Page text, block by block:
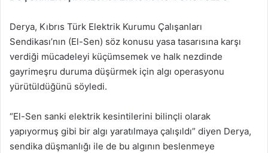
Derya, Kıbrıs Türk Elektrik Kurumu Çalışanları
Sendikası’nın (El-Sen) söz konusu yasa tasarısına karşı
verdiği mücadeleyi küçümsemek ve halk nezdinde
gayrimeşru duruma düşürmek için algı operasyonu
yürütüldüğünü söyledi.
“El-Sen sanki elektrik kesintilerini bilinçli olarak
yapıyormuş gibi bir algı yaratılmaya çalışıldı” diyen Derya,
sendika düşmanlığı ile de bu algının beslenmeye